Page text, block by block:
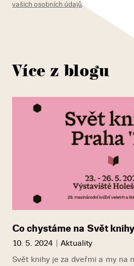
vašich osobních údajů.
Více z blogu
Co chystáme na Svět
10. 5. 2024
Aktuality
Svět knihy je za dveřmi a my na